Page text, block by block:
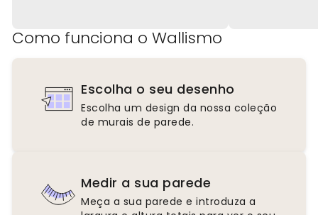
Como funciona o Wallismo
Escolha o seu desenho
Escolha um design da nossa coleção
de murais de parede.
Medir a sua parede
Meça a sua parede e introduza a